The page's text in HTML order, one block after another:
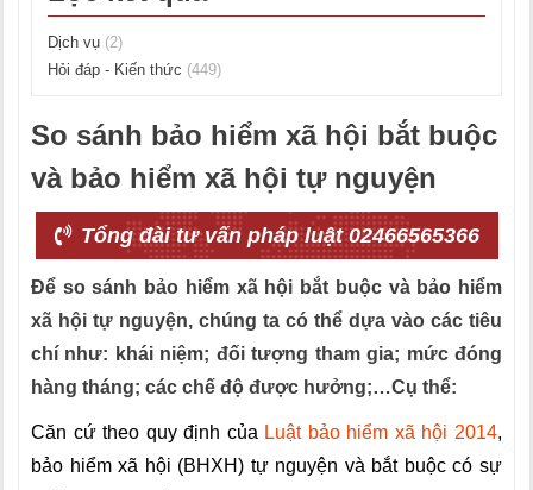
Dịch vụ (2)
Hỏi đáp - Kiến thức (449)
So sánh bảo hiểm xã hội bắt buộc
và bảo hiểm xã hội tự nguyện
Tổng đài tư vấn pháp luật 02466565366
Để so sánh bảo hiểm xã hội bắt buộc và bảo hiểm
xã hội tự nguyện, chúng ta có thể dựa vào các tiêu
chí như: khái niệm; đối tượng tham gia; mức đóng
hàng tháng; các chế độ được hưởng;…Cụ thể:
Căn cứ theo quy định của Luật bảo hiểm xã hội 2014,
bảo hiểm xã hội (BHXH) tự nguyện và bắt buộc có sự